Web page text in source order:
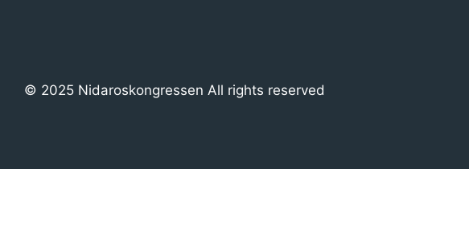
© 2025 Nidaroskongressen All rights reserved